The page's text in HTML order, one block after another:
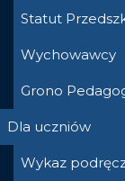
Statut
Wychowawcy
Grono
Dla uczniów
Wykaz